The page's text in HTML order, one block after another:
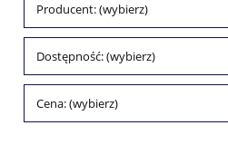
Producent: (wybierz)
Dostępność: (wybierz)
Cena: (wybierz)